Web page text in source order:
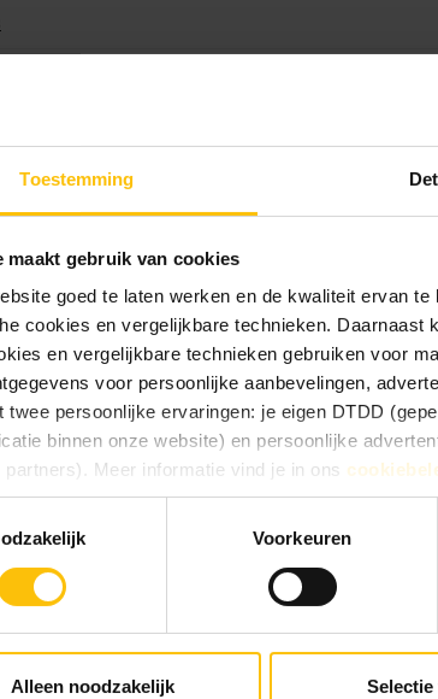
Toestemming
maakt gebruik van cookies
goed te laten werken en de kwaliteit ervan
cookies en vergelijkbare technieken. Daarnaast
en vergelijkbare technieken gebruiken voor
voor persoonlijke aanbevelingen,
twee persoonlijke ervaringen: je eigen DTDD
binnen onze website) en persoonlijke
partners). Meer informatie vind je in ons
twee persoonlijke ervaringen goed, kies dan
en analytische doelen. Je kunt je keuze
Voorkeuren
Alleen noodzakelijk Selectie
», is het recentste van de drie bieren. Het
gedroogd rood fruit en caffe latte
desserts en stevig gebraad
8-10 graden Celsius